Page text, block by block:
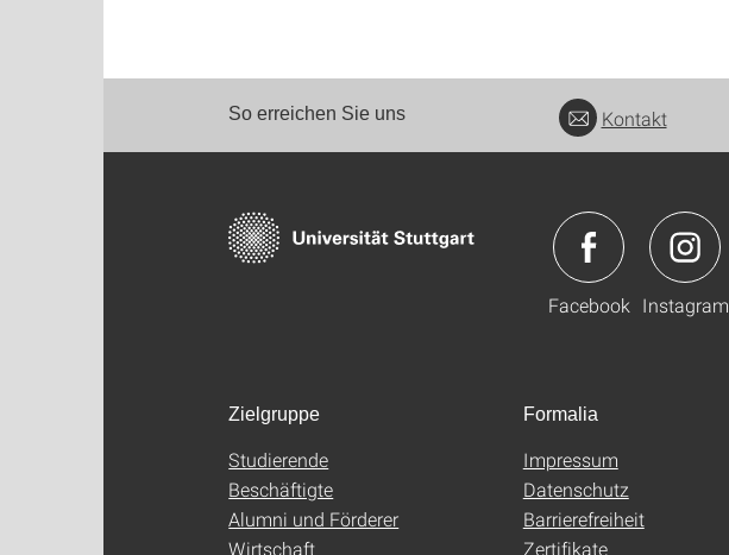
So erreichen Sie uns Kontakt
Facebook Instagram
Zielgruppe
Studierende
Beschäftigte
Alumni und Förderer
Wirtschaft
Formalia
Impressum
Datenschutz
Barrierefreiheit
Zertifikate